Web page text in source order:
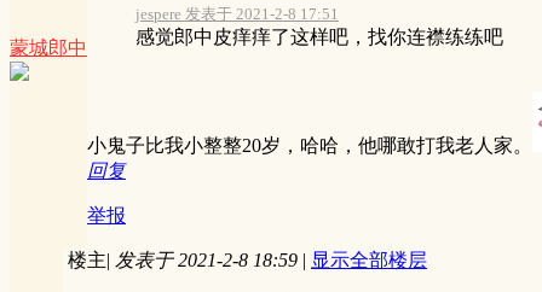
蒙城郎中
jespere 发表于 2021-2-8 17:51
感觉郎中皮痒痒了这样吧，找你连襟练练吧
小鬼子比我小整整20岁，哈哈，他哪敢打我老人家。
回复
举报
楼主| 发表于 2021-2-8 18:59 | 显示全部楼层